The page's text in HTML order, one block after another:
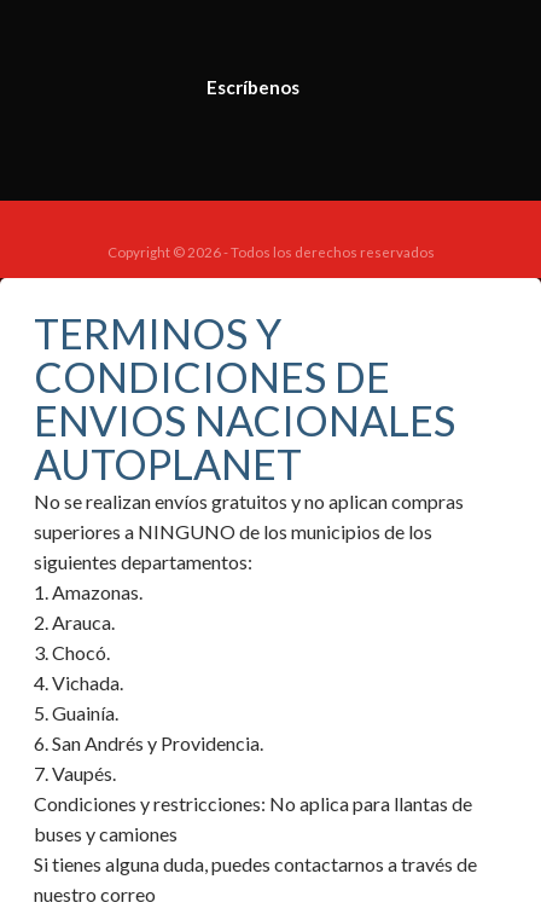
Escríbenos
Copyright © 2026 - Todos los derechos reservados
TERMINOS Y
CONDICIONES DE
ENVIOS NACIONALES
AUTOPLANET
No se realizan envíos gratuitos y no aplican compras
superiores a NINGUNO de los municipios de los
siguientes departamentos:
1. Amazonas.
2. Arauca.
3. Chocó.
4. Vichada.
5. Guainía.
6. San Andrés y Providencia.
7. Vaupés.
Condiciones y restricciones: No aplica para llantas de
buses y camiones
Si tienes alguna duda, puedes contactarnos a través de
nuestro correo